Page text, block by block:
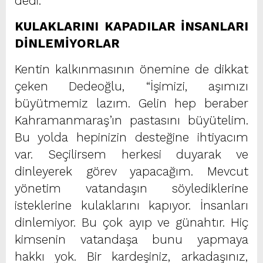
KULAKLARINI KAPADILAR İNSANLARI
DİNLEMİYORLAR
Kentin kalkınmasının önemine de dikkat
çeken Dedeoğlu, “İşimizi, aşımızı
büyütmemiz lazım. Gelin hep beraber
Kahramanmaraş’ın pastasını büyütelim.
Bu yolda hepinizin desteğine ihtiyacım
var. Seçilirsem herkesi duyarak ve
dinleyerek görev yapacağım. Mevcut
yönetim vatandaşın söylediklerine
isteklerine kulaklarını kapıyor. İnsanları
dinlemiyor. Bu çok ayıp ve günahtır. Hiç
kimsenin vatandaşa bunu yapmaya
hakkı yok. Bir kardeşiniz, arkadaşınız,